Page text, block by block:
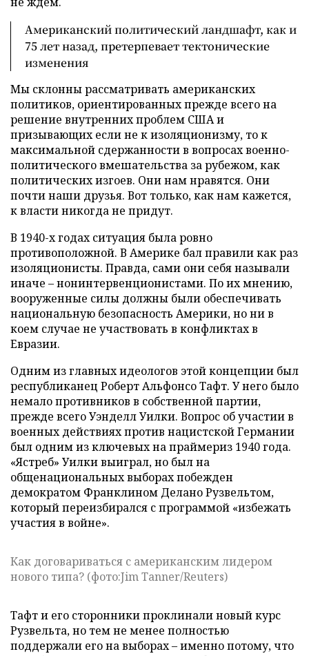
Американский политический ландшафт, как и
75 лет назад, претерпевает тектонические
изменения
Мы склонны рассматривать американских
политиков, ориентированных прежде всего на
решение внутренних проблем США и
призывающих если не к изоляционизму, то к
максимальной сдержанности в вопросах военно-
политического вмешательства за рубежом, как
политических изгоев. Они нам нравятся. Они
почти наши друзья. Вот только, как нам кажется,
к власти никогда не придут.
В 1940-х годах ситуация была ровно
противоположной. В Америке бал правили как раз
изоляционисты. Правда, сами они себя называли
иначе – нонинтервенционистами. По их мнению,
вооруженные силы должны были обеспечивать
национальную безопасность Америки, но ни в
коем случае не участвовать в конфликтах в
Евразии.
Одним из главных идеологов этой концепции был
республиканец Роберт Альфонсо Тафт. У него было
немало противников в собственной партии,
прежде всего Уэнделл Уилки. Вопрос об участии в
военных действиях против нацистской Германии
был одним из ключевых на праймериз 1940 года.
«Ястреб» Уилки выиграл, но был на
общенациональных выборах побежден
демократом Франклином Делано Рузвельтом,
который переизбирался с программой «избежать
участия в войне».
Как договариваться с американским лидером
нового типа? (фото:Jim Tanner/Reuters)
Тафт и его сторонники проклинали новый курс
Рузвельта, но тем не менее полностью
поддержали его на выборах – именно потому, что